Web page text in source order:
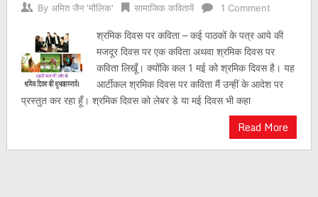
By अमित जैन 'मौलिक' सामाजिक कवितायें 1 Comment
श्रमिक दिवस पर कविता – कई पाठकों के पत्र आये की
मजदूर दिवस पर एक कविता अथवा श्रमिक दिवस पर
कविता लिखूँ। क्योंकि कल 1 मई को श्रमिक दिवस है। यह
आर्टीकल श्रमिक दिवस पर कविता मैं उन्हीं के आदेश पर
प्रस्तुत कर रहा हूँ। श्रमिक दिवस को लेबर डे या मई दिवस भी कहा
Read More